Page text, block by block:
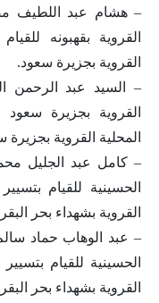
– هشام عبد اللطيف
القروية بقهبونه
القروية بجزيرة سعود.
– السيد عبد الرحمن
القروية بجزيرة
المحلية القروية بجزيرة
– كامل عبد الجليل
الحسينية للقيام
القروية بشهداء بحر البقر.
– عبد الوهاب حماد
الحسينية للقيام
القروية بشهداء بحر البقر.